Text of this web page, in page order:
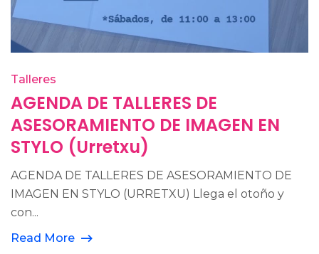
Talleres
AGENDA DE TALLERES DE
ASESORAMIENTO DE IMAGEN EN
STYLO (Urretxu)
AGENDA DE TALLERES DE ASESORAMIENTO DE
IMAGEN EN STYLO (URRETXU) Llega el otoño y
con...
Read More